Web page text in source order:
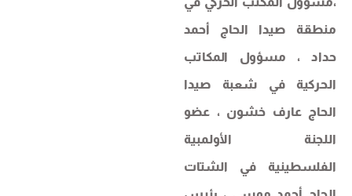
منطقة صيدا الحاج أحمد
حداد ، مسؤول المكاتب
الحركية في شعبة صيدا
الحاج عارف خشون ، عضو
اللجنة الأولمبية
الفلسطينية في الشتات